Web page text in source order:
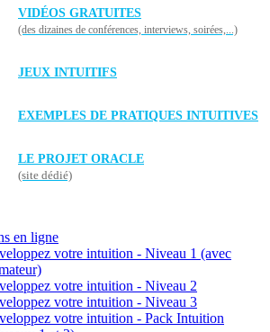
VIDÉOS GRATUITES
(des dizaines de conférences, interviews, soirées,...)
JEUX INTUITIFS
EXEMPLES DE PRATIQUES INTUITIVES
LE PROJET ORACLE
(site dédié)
en ligne
votre intuition - Niveau 1 (avec
votre intuition - Niveau 2
votre intuition - Niveau 3
votre intuition - Pack Intuition